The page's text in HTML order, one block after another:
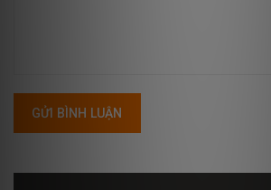
GỬI BÌNH LUẬN